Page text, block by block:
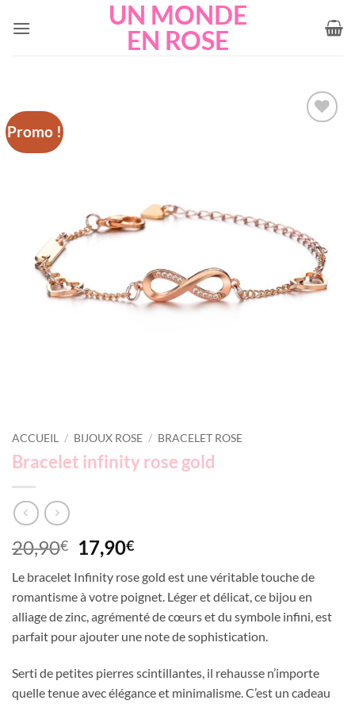
UN MONDE
EN ROSE
Promo !
ACCUEIL / BIJOUX ROSE / BRACELET ROSE
Bracelet infinity rose gold
20,90€
Le
prix
initial
était :
20,90€.
17,90€Le
actuel
est :
17,90€.
Le bracelet Infinity rose gold est une véritable touche de
romantisme à votre poignet. Léger et délicat, ce bijou en
alliage de zinc, agrémenté de cœurs et du symbole infini, est
parfait pour ajouter une note de sophistication.
Serti de petites pierres scintillantes, il rehausse n’importe
quelle tenue avec élégance et minimalisme. C’est un cadeau